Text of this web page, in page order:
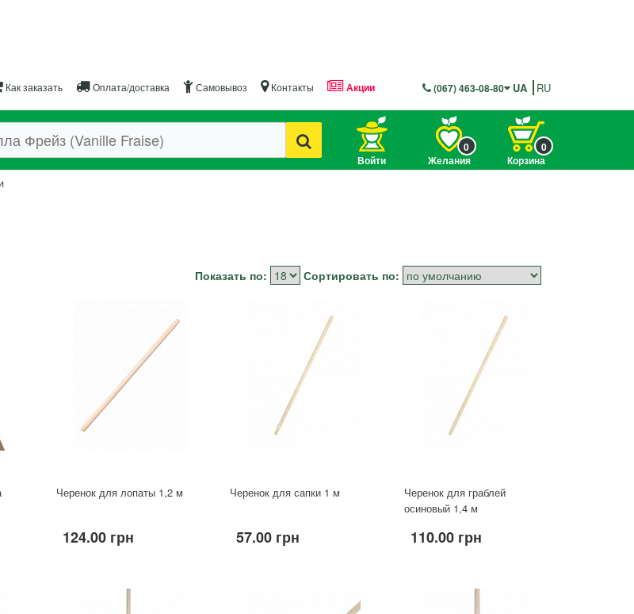
Как заказать Оплата/доставка Самовывоз Контакты Акции (067) 463-08-80 UA RU
Войти Желания
0
Корзина
0
Показать по: Сортировать по:
Черенок для лопаты 1,2 м
124.00 грн
Черенок для сапки 1 м
57.00 грн
Черенок для граблей
осиновый 1,4 м
110.00 грн